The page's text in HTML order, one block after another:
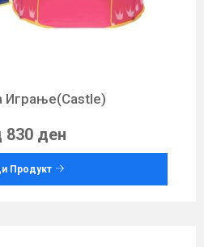
Играње(Castle)
830 ден
Продукт